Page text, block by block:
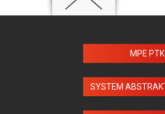
MPE PTK
SYSTEM